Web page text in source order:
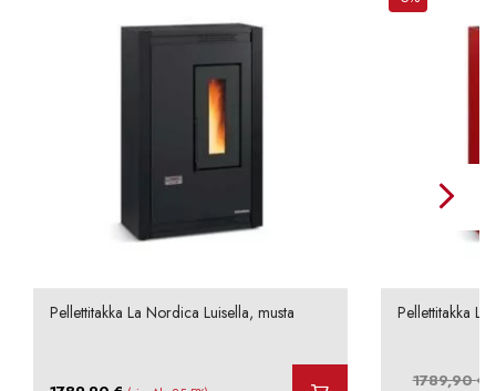
Pellettitakka La Nordica Luisella, musta Pellettitakka
1789,90€